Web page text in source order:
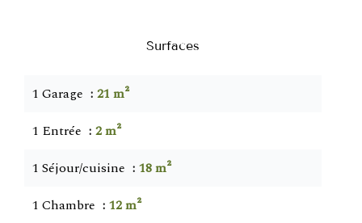
Surfaces
1 Garage
21 m²
1 Entrée
2 m²
1 Séjour/cuisine
18 m²
1 Chambre
12 m²